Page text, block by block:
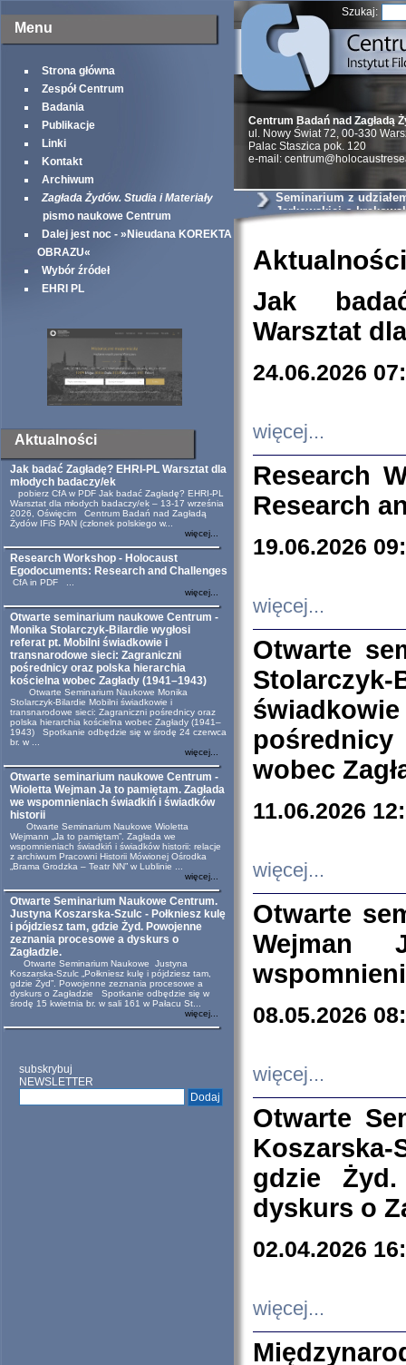
Menu
Strona główna
Zespół Centrum
Badania
Publikacje
Linki
Kontakt
Archiwum
Zagłada Żydów. Studia i Materiały
pismo naukowe Centrum
Dalej jest noc - »Nieudana KOREKTA
OBRAZU«
Wybór źródeł
EHRI PL
Aktualności
Jak badać Zagładę? EHRI-PL Warsztat dla
młodych badaczy/ek
pobierz CfA w PDF Jak badać Zagładę? EHRI-PL
Warsztat dla młodych badaczy/ek – 13-17 września
2026, Oświęcim Centrum Badań nad Zagładą
Żydów IFiS PAN (członek polskiego w...
więcej...
Research Workshop - Holocaust
Egodocuments: Research and Challenges
CfA in PDF ...
więcej...
Otwarte seminarium naukowe Centrum -
Monika Stolarczyk-Bilardie wygłosi
referat pt. Mobilni świadkowie i
transnarodowe sieci: Zagraniczni
pośrednicy oraz polska hierarchia
kościelna wobec Zagłady (1941–1943)
Otwarte Seminarium Naukowe Monika
Stolarczyk-Bilardie Mobilni świadkowie i
transnarodowe sieci: Zagraniczni pośrednicy oraz
polska hierarchia kościelna wobec Zagłady (1941–
1943) Spotkanie odbędzie się w środę 24 czerwca
br. w ...
więcej...
Otwarte seminarium naukowe Centrum -
Wioletta Wejman Ja to pamiętam. Zagłada
we wspomnieniach świadkiń i świadków
historii
Otwarte Seminarium Naukowe Wioletta
Wejmann „Ja to pamiętam”. Zagłada we
wspomnieniach świadkiń i świadków historii: relacje
z archiwum Pracowni Historii Mówionej Ośrodka
„Brama Grodzka – Teatr NN” w Lublinie ...
więcej...
Otwarte Seminarium Naukowe Centrum.
Justyna Koszarska-Szulc - Połkniesz kulę
i pójdziesz tam, gdzie Żyd. Powojenne
zeznania procesowe a dyskurs o
Zagładzie.
Otwarte Seminarium Naukowe Justyna
Koszarska-Szulc „Połkniesz kulę i pójdziesz tam,
gdzie Żyd”. Powojenne zeznania procesowe a
dyskurs o Zagładzie Spotkanie odbędzie się w
środę 15 kwietnia br. w sali 161 w Pałacu St...
więcej...
subskrybuj
NEWSLETTER
Szukaj:
Centrum Badań nad Zagładą
ul. Nowy Świat 72, 00-330
Palac Staszica pok. 120
e-mail:
Seminarium z
Jarkowskiej o
Aktualności
Jak
Warsztat
24.06.2026
więcej...
Research
Research
19.06.2026
więcej...
Otwarte
wobec
11.06.2026
więcej...
Otwarte
Wejman
08.05.2026
więcej...
Otwarte
Koszarska-
gdzie
dyskurs o
02.04.2026
więcej...